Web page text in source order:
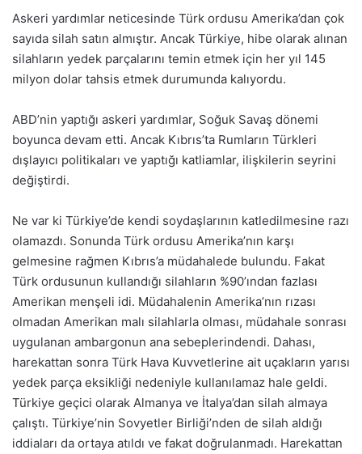
Askeri yardımlar neticesinde Türk ordusu Amerika’dan çok
sayıda silah satın almıştır. Ancak Türkiye, hibe olarak alınan
silahların yedek parçalarını temin etmek için her yıl 145
milyon dolar tahsis etmek durumunda kalıyordu.
ABD’nin yaptığı askeri yardımlar, Soğuk Savaş dönemi
boyunca devam etti. Ancak Kıbrıs’ta Rumların Türkleri
dışlayıcı politikaları ve yaptığı katliamlar, ilişkilerin seyrini
değiştirdi.
Ne var ki Türkiye’de kendi soydaşlarının katledilmesine razı
olamazdı. Sonunda Türk ordusu Amerika’nın karşı
gelmesine rağmen Kıbrıs’a müdahalede bulundu. Fakat
Türk ordusunun kullandığı silahların %90’ından fazlası
Amerikan menşeli idi. Müdahalenin Amerika’nın rızası
olmadan Amerikan malı silahlarla olması, müdahale sonrası
uygulanan ambargonun ana sebeplerindendi. Dahası,
harekattan sonra Türk Hava Kuvvetlerine ait uçakların yarısı
yedek parça eksikliği nedeniyle kullanılamaz hale geldi.
Türkiye geçici olarak Almanya ve İtalya’dan silah almaya
çalıştı. Türkiye’nin Sovyetler Birliği’nden de silah aldığı
iddiaları da ortaya atıldı ve fakat doğrulanmadı. Harekattan